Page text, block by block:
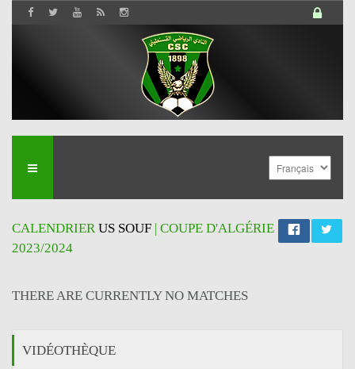
CALENDRIERUS SOUF | COUPE D'ALGÉRIE
2023/2024
THERE ARE CURRENTLY NO MATCHES
VIDÉOTHÈQUE